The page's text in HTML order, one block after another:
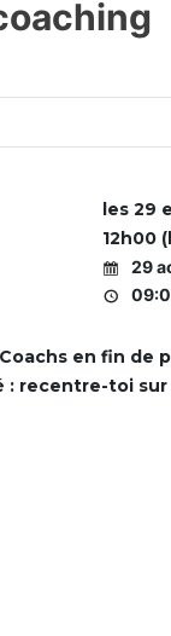
les 29
12h00
29
en fin de
: recentre-toi